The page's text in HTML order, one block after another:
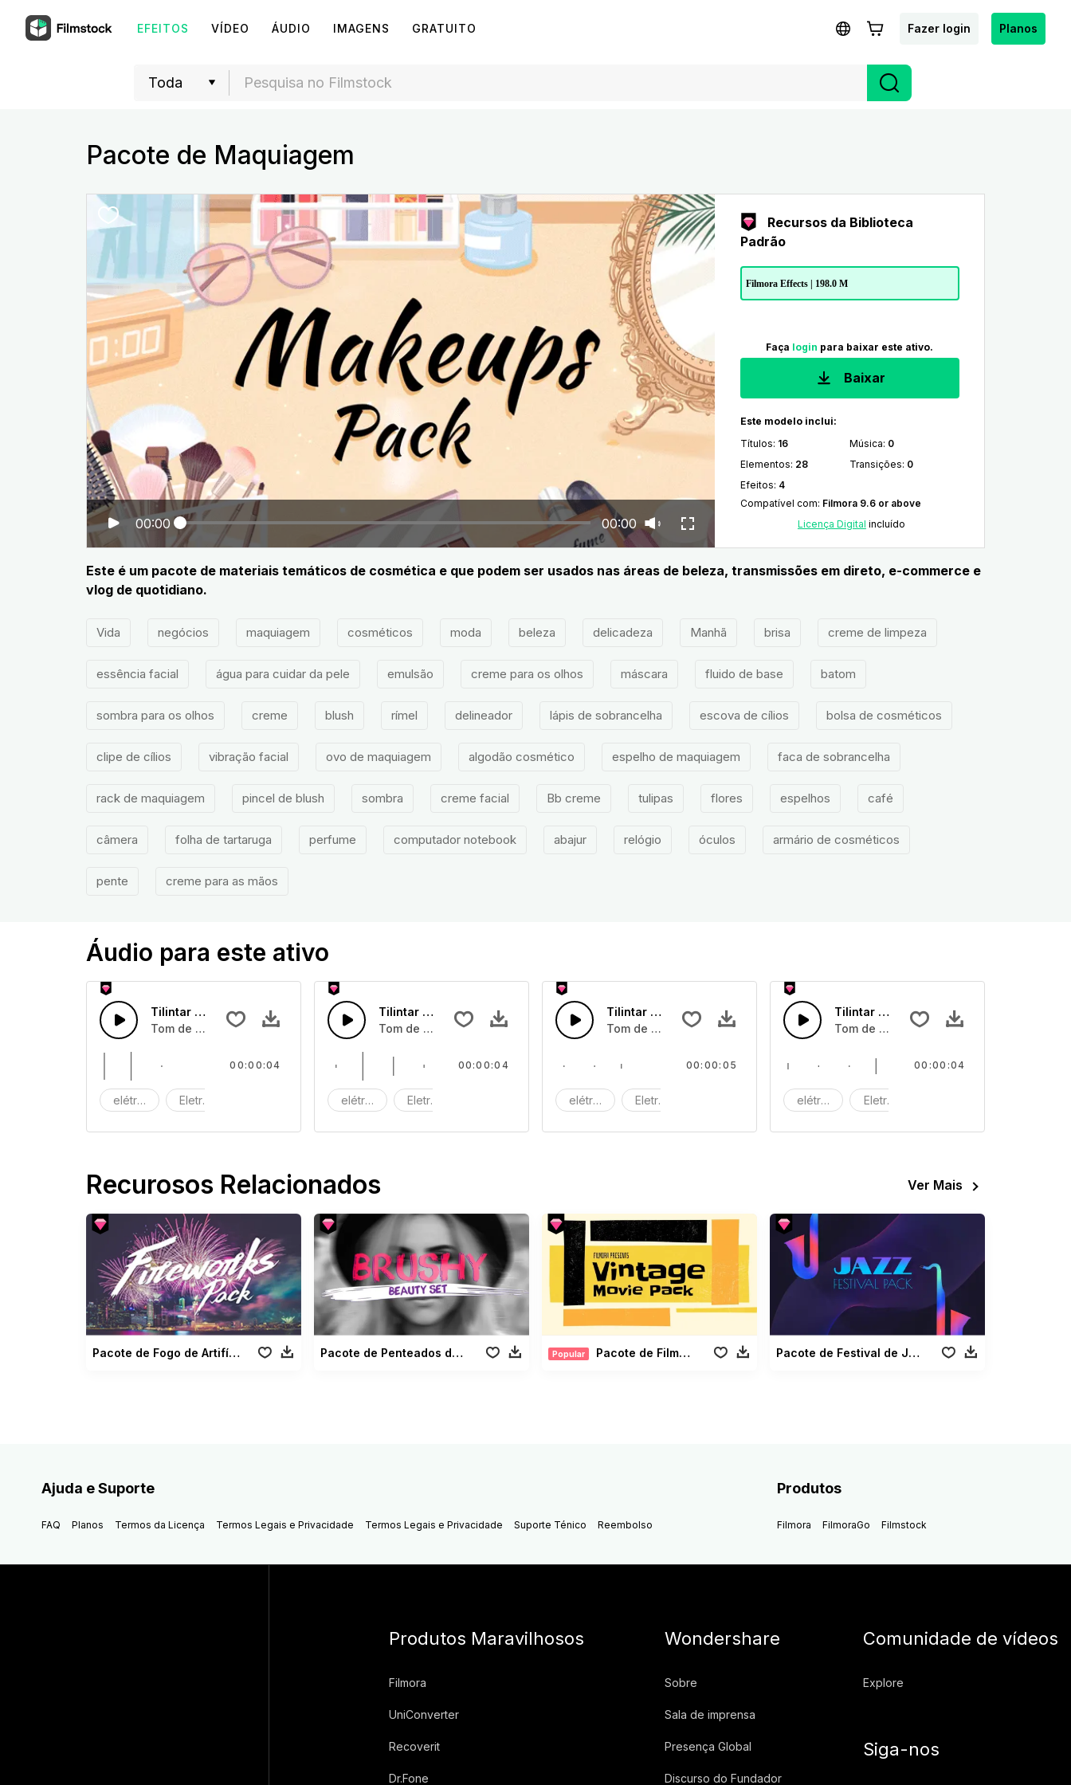
EFEITOS VÍDEO ÁUDIO IMAGENS GRATUITO Fazer login Planos
Pacote de Maquiagem
00:00 00:00
Recursos da Biblioteca
Padrão
Filmora Effects | 198.0 M
Faça login para baixar este ativo.
Baixar
Este modelo inclui:
Títulos: 16 Música: 0
Elementos: 28 Transições: 0
Efeitos: 4
Compatível com: Filmora 9.6 or above
Licença Digital incluído
Este é um pacote de materiais temáticos de cosmética e que podem ser usados nas áreas de beleza, transmissões em direto, e-commerce e
vlog de quotidiano.
Vida negócios maquiagem cosméticos moda beleza delicadeza Manhã brisa creme de limpeza
essência facial água para cuidar da pele emulsão creme para os olhos máscara fluido de base batom
sombra para os olhos creme blush rímel delineador lápis de sobrancelha escova de cílios bolsa de cosméticos
clipe de cílios vibração facial ovo de maquiagem algodão cosmético espelho de maquiagem faca de sobrancelha
rack de maquiagem pincel de blush sombra creme facial Bb creme tulipas flores espelhos café
câmera folha de tartaruga perfume computador notebook abajur relógio óculos armário de cosméticos
pente creme para as mãos
Áudio para este ativo
Tilintar de Máquina 05
Tom de tilintar de máquina
elétrico Eletrónico
00:00:04
Tilintar de Máquina
Tom de tilintar de máquina
elétrico Eletrónico
00:00:04
Tilintar de Máquina 03
Tom de tilintar de máquina
elétrico Eletrónico
00:00:05
Tilintar de Máquina 02
Tom de tilintar de máquina
elétrico Eletrónico
00:00:04
Recurosos Relacionados Ver Mais
Pacote de Fogo de Artifício Pacote de Penteados de Beleza Popular Pacote de Filmes Antigos Pacote de Festival de Jazz
Ajuda e Suporte
FAQ Planos Termos da Licença Termos Legais e Privacidade Termos Legais e Privacidade Suporte Ténico Reembolso
Produtos
Filmora FilmoraGo Filmstock
Produtos Maravilhosos
Filmora
UniConverter
Recoverit
Dr.Fone
Wondershare
Sobre
Sala de imprensa
Presença Global
Discurso do Fundador
Comunidade de vídeos
Explore
Siga-nos